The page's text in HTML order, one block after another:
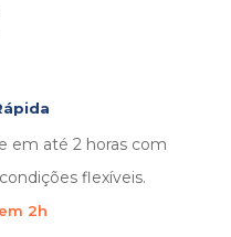
em até 2 horas com
flexíveis.
2h